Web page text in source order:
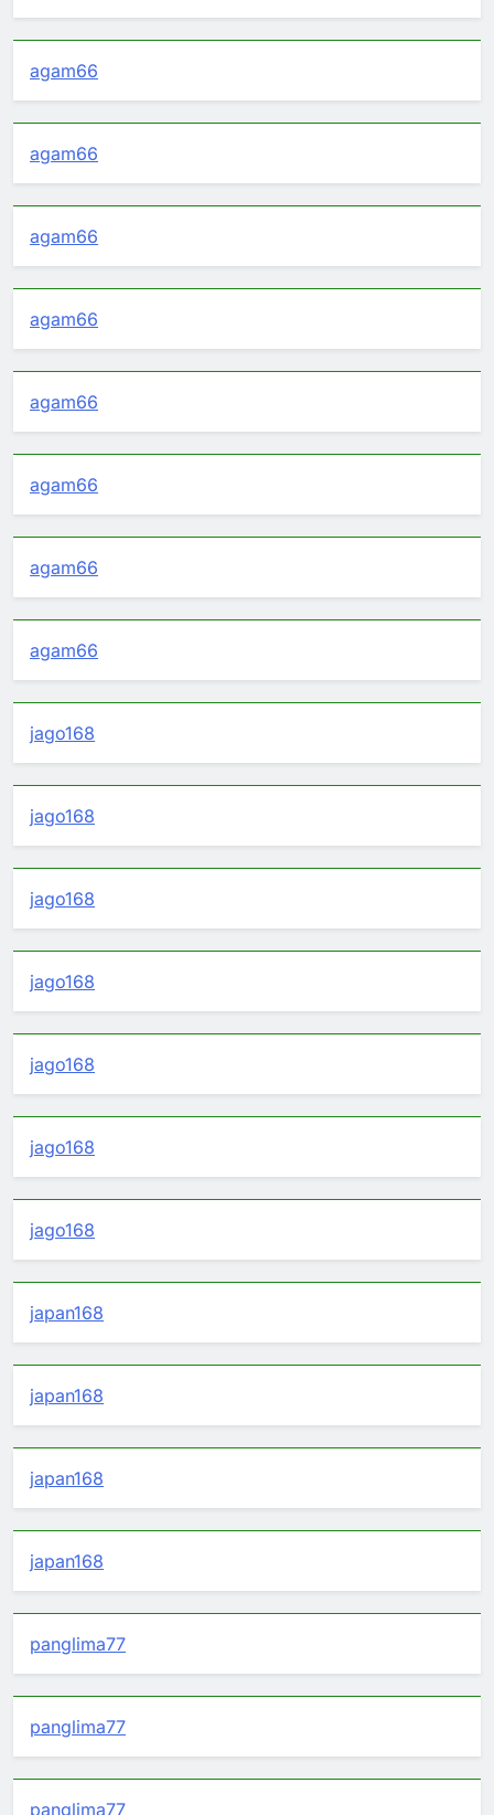
agam66
agam66
agam66
agam66
agam66
agam66
agam66
agam66
jago168
jago168
jago168
jago168
jago168
jago168
jago168
japan168
japan168
japan168
japan168
panglima77
panglima77
panglima77